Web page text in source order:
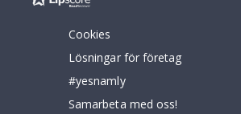
Cookies
Lösningar för företag
#yesnamly
Samarbeta med oss!